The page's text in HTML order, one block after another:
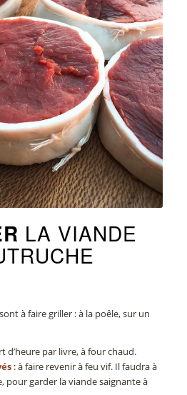
LA VIANDE
à faire griller : à la poêle, sur un
d’heure par livre, à four chaud.
: à faire revenir à feu vif. Il faudra à
pour garder la viande saignante à